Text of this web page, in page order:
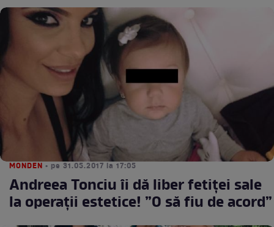
MONDEN • pe 31.05.2017 la 17:05
Andreea Tonciu îi dă liber fetiței sale
la operații estetice! ”O să fiu de acord”